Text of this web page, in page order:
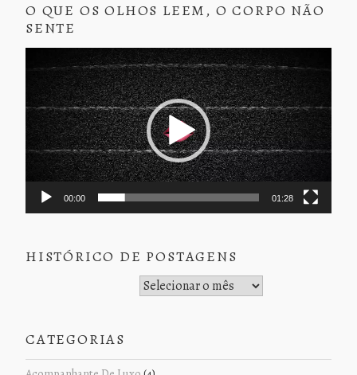
O QUE OS OLHOS LEEM, O CORPO NÃO
SENTE
de
vídeo
00:00 01:28
HISTÓRICO DE POSTAGENS
CATEGORIAS